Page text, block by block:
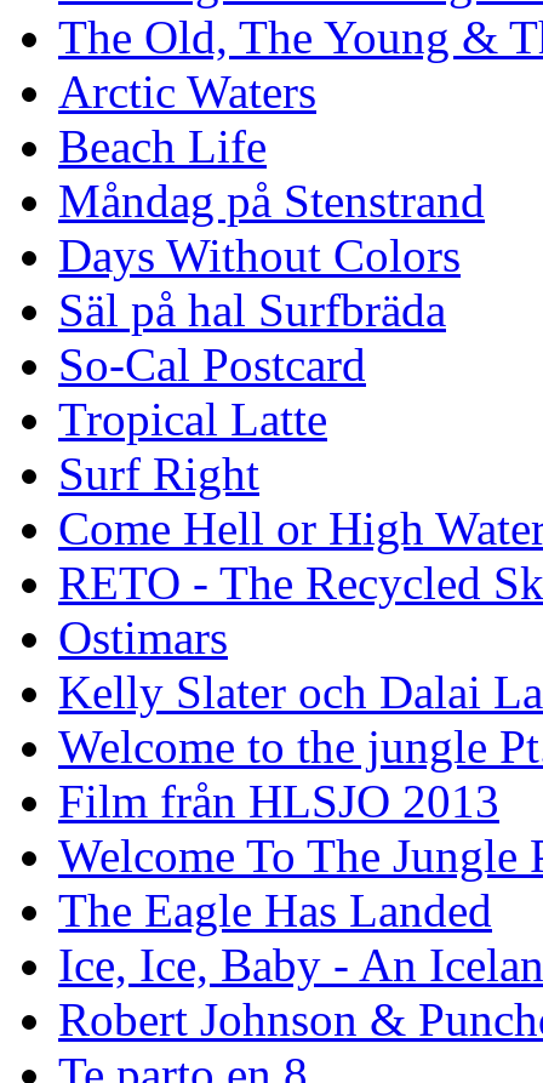
The Old, The Young &
Arctic Waters
Beach Life
Måndag på Stenstrand
Days Without Colors
Säl på hal Surfbräda
So-Cal Postcard
Tropical Latte
Surf Right
Come Hell or High
RETO - The Recycled
Ostimars
Kelly Slater och Dalai
Welcome to the jungle
Film från HLSJO 2013
Welcome To The Jungle
The Eagle Has Landed
Ice, Ice, Baby - An
Robert Johnson &